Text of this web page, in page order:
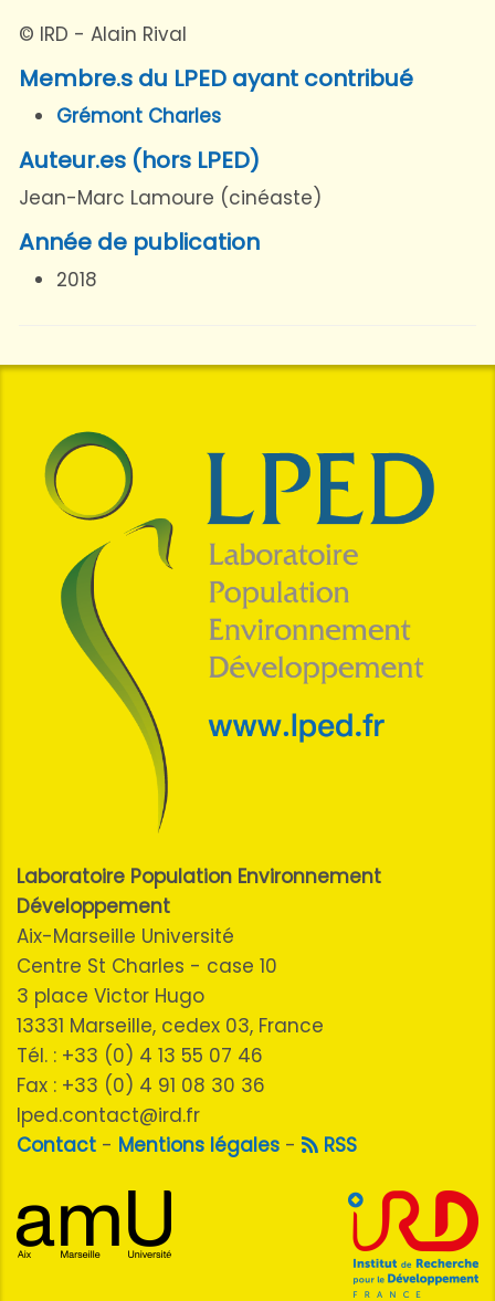
© IRD - Alain Rival
Membre.s du LPED ayant contribué
Grémont Charles
Auteur.es (hors LPED)
Jean-Marc Lamoure (cinéaste)
Année de publication
2018
Laboratoire Population Environnement
Développement
Aix-Marseille Université
Centre St Charles - case 10
3 place Victor Hugo
13331 Marseille, cedex 03, France
Tél. : +33 (0) 4 13 55 07 46
Fax : +33 (0) 4 91 08 30 36
lped.contact@ird.fr
Contact - Mentions légales - RSS